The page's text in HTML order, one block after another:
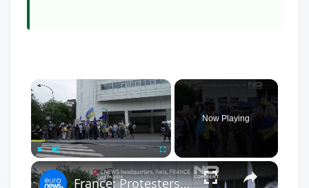
×
Unmute
Now Playing
×
France: Protesters rally outside CNews TV over alleged Kremlin influence